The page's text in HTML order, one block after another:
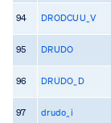
94 DRODCUU_V
95 DRUDO
96 DRUDO_D
97 drudo_i